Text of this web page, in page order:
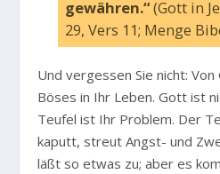
gewähren.“(Gott in
29, Vers 11; Menge
Und vergessen Sie nicht:
Böses in Ihr Leben. Gott ist
Teufel ist Ihr Problem. Der
kaputt, streut Angst- und
läßt so etwas zu; aber es